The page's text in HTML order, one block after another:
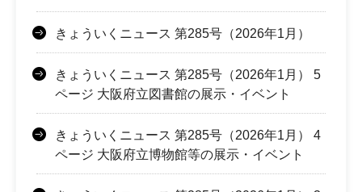
きょういくニュース 第285号（2026年1月）
きょういくニュース 第285号（2026年1月） 5
ページ 大阪府立図書館の展示・イベント
きょういくニュース 第285号（2026年1月） 4
ページ 大阪府立博物館等の展示・イベント